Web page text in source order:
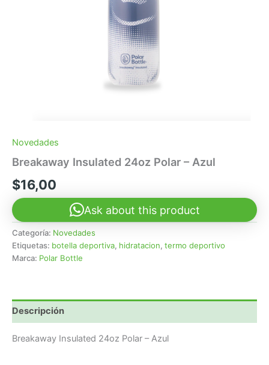
Novedades
Breakaway Insulated 24oz Polar – Azul
$16,00
Ask about this product
Categoría: Novedades
Etiquetas: botella deportiva, hidratacion, termo deportivo
Marca: Polar Bottle
Descripción
Breakaway Insulated 24oz Polar – Azul